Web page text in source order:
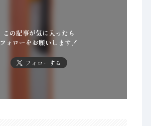
この記事が気に入ったら
フォローをお願いします！
フォローする